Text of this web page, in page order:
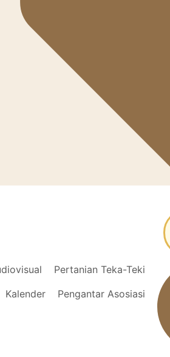
Pertanian Teka-Teki
Kalender
Pengantar Asosiasi